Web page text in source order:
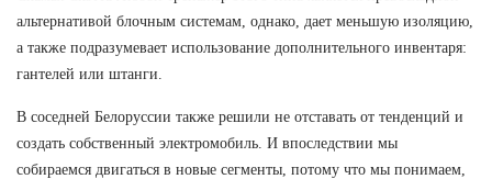
альтернативой блочным системам, однако, дает меньшую изоляцию,
а также подразумевает использование дополнительного инвентаря:
гантелей или штанги.
В соседней Белоруссии также решили не отставать от тенденций и
создать собственный электромобиль. И впоследствии мы
собираемся двигаться в новые сегменты, потому что мы понимаем,